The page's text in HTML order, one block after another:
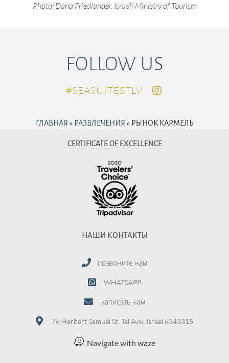
Photo: Dana Friedlander, Israeli Ministry of Tourism
FOLLOW US
SEASUITESTLV#
ГЛАВНАЯ » РАЗВЛЕЧЕНИЯ » РЫНОК КАРМЕЛЬ
CERTIFICATE OF EXCELLENCE
НАШИ КОНТАКТЫ
позвоните нам
WHATSAPP
написать нам
76 Herbert Samuel St. Tel Aviv, Israel 6343315
Navigate with waze